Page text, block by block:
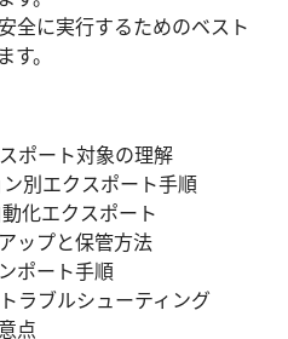
全に実行するためのベスト
。
ポート対象の理解
別エクスポート手順
化エクスポート
ップと保管方法
ポート手順
ラブルシューティング
点